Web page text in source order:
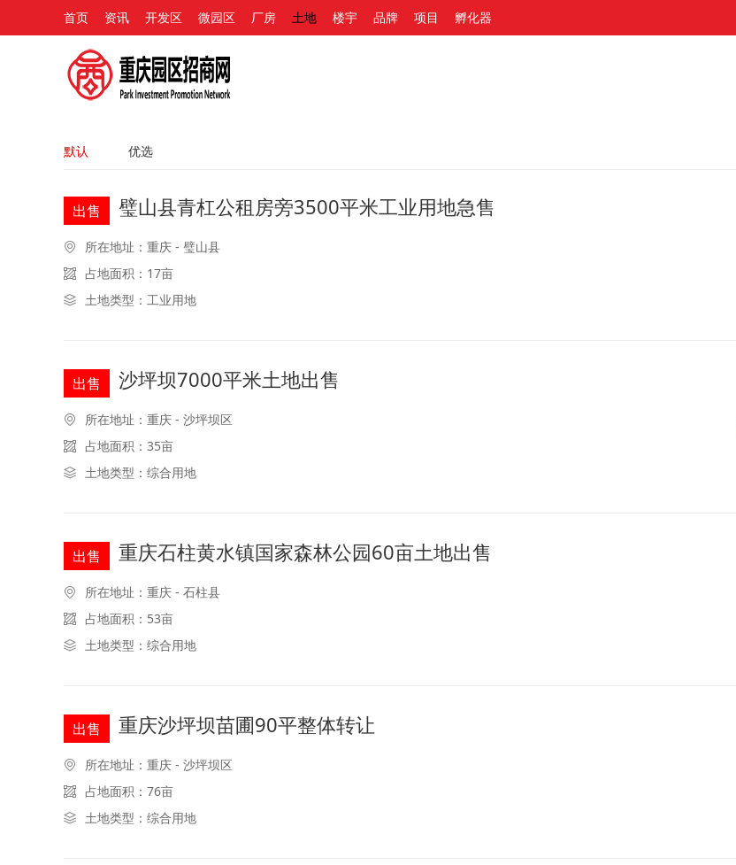
首页 资讯 开发区 微园区 厂房 土地 楼宇 品牌 项目 孵化器
默认 优选
出售 璧山县青杠公租房旁3500平米工业用地急售
所在地址：重庆 - 璧山县
占地面积：17亩
土地类型：工业用地
出售 沙坪坝7000平米土地出售
所在地址：重庆 - 沙坪坝区
占地面积：35亩
土地类型：综合用地
出售 重庆石柱黄水镇国家森林公园60亩土地出售
所在地址：重庆 - 石柱县
占地面积：53亩
土地类型：综合用地
出售 重庆沙坪坝苗圃90平整体转让
所在地址：重庆 - 沙坪坝区
占地面积：76亩
土地类型：综合用地